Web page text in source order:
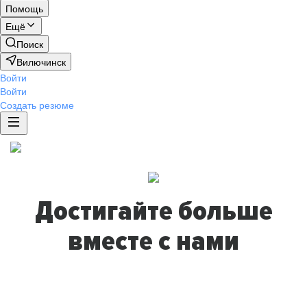
Помощь
Ещё
Поиск
Вилючинск
Войти
Войти
Создать резюме
Достигайте больше
вместе с нами